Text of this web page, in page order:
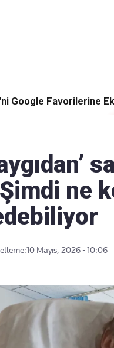
Google Favorilerine
Şimdi ne
10 Mayıs, 2026 - 10:06